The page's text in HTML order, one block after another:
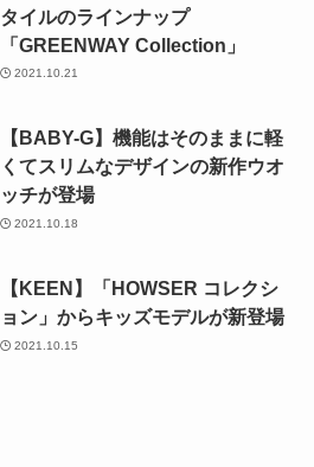
タイルのラインナップ
「GREENWAY Collection」
2021.10.21
【BABY-G】機能はそのままに軽
くてスリムなデザインの新作ウオ
ッチが登場
2021.10.18
【KEEN】「HOWSER コレクシ
ョン」からキッズモデルが新登場
2021.10.15